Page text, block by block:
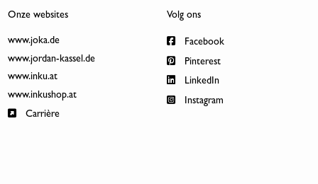
Onze websites
www.joka.de
www.jordan-kassel.de
www.inku.at
www.inkushop.at
Carrière
Volg ons
Facebook
Pinterest
LinkedIn
Instagram